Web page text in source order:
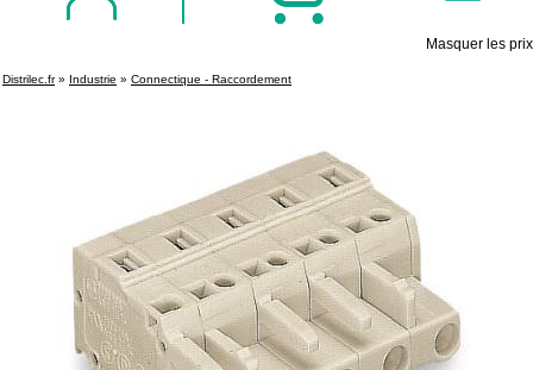
Masquer les prix
Distrilec.fr» Industrie » Connectique - Raccordement